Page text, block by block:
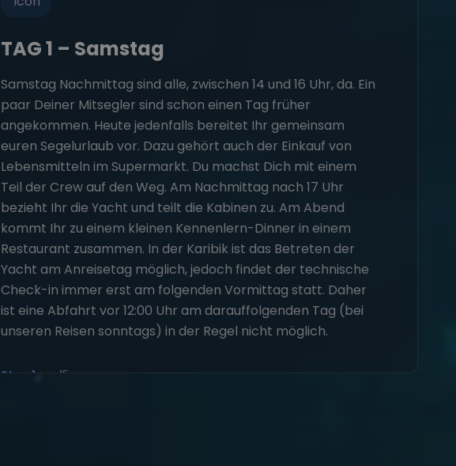
TAG 1 – Samstag
Samstag Nachmittag sind alle, zwischen 14 und 16 Uhr, da. Ein
paar Deiner Mitsegler sind schon einen Tag früher
angekommen. Heute jedenfalls bereitet Ihr gemeinsam
euren Segelurlaub vor. Dazu gehört auch der Einkauf von
Lebensmitteln im Supermarkt. Du machst Dich mit einem
Teil der Crew auf den Weg. Am Nachmittag nach 17 Uhr
bezieht Ihr die Yacht und teilt die Kabinen zu. Am Abend
kommt Ihr zu einem kleinen Kennenlern-Dinner in einem
Restaurant zusammen. In der Karibik ist das Betreten der
Yacht am Anreisetag möglich, jedoch findet der technische
Check-in immer erst am folgenden Vormittag statt. Daher
ist eine Abfahrt vor 12:00 Uhr am darauffolgenden Tag (bei
unseren Reisen sonntags) in der Regel nicht möglich.
Stop 1 15